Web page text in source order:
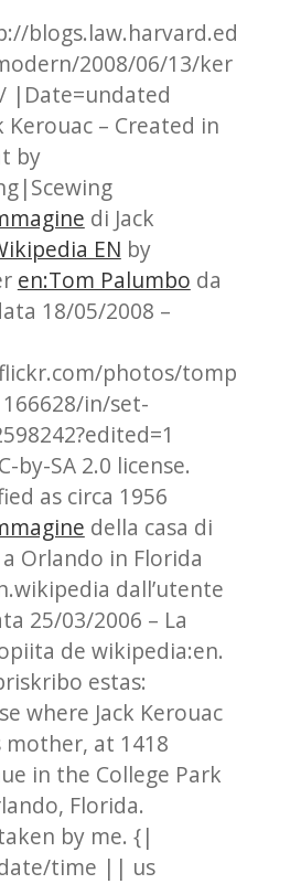
blogs.law.harvard.ed
2008/06/13/ker
|Date=undated
Kerouac – Created in
by
di Jack
EN by
en:Tom Palumbo da
18/05/2008 –
photos/tomp
in/set-
by-SA 2.0 license.
as circa 1956
della casa di
a Orlando in Florida
dall’utente
25/03/2006 – La
de wikipedia:en.
estas:
where Jack Kerouac
at 1418
in the College Park
Florida.
by me. {|
date/time || us